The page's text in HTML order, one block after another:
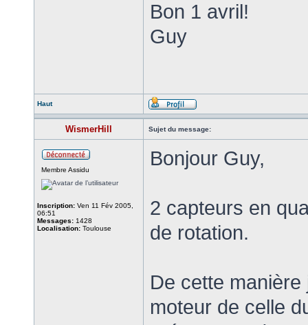
Bon 1 avril!
Guy
Haut
WismerHill Sujet du message:
Membre Assidu
Inscription: Ven 11 Fév 2005,
06:51
Messages: 1428
Localisation: Toulouse
Bonjour Guy,
2 capteurs en
de rotation.
De cette
moteur de celle